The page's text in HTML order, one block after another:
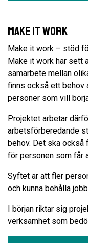
Make it work
Make it work – stöd
Make it work har sett
samarbete mellan
finns också ett
personer som vill
Projektet arbetar
arbetsförberedande
behov. Det ska
för personen som får
Syftet är att fler
och kunna behålla
I början riktar sig
verksamhet som